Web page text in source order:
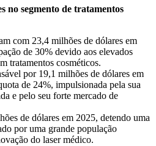
no segmento de tratamentos
com 23,4 milhões de dólares em
de 30% devido aos elevados
tratamentos cosméticos.
por 19,1 milhões de dólares em
de 24%, impulsionada pela sua
e pelo seu forte mercado de
de dólares em 2025, detendo uma
por uma grande população
do laser médico.